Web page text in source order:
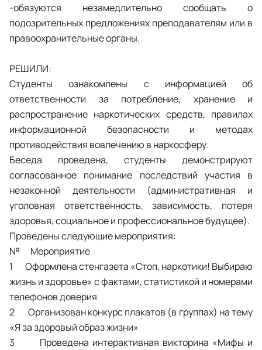
-обязуются незамедлительно сообщать о
подозрительных предложениях преподавателям или в
правоохранительные органы.
РЕШИЛИ:
Студенты ознакомлены с информацией об
ответственности за потребление, хранение и
распространение наркотических средств, правилах
информационной безопасности и методах
противодействия вовлечению в наркосферу.
Беседа проведена, студенты демонстрируют
согласованное понимание последствий участия в
незаконной деятельности (административная и
уголовная ответственность, зависимость, потеря
здоровья, социальное и профессиональное будущее).
Проведены следующие мероприятия:
№ Мероприятие
1 Оформлена стенгазета «Стоп, наркотики! Выбираю
жизнь и здоровье» с фактами, статистикой и номерами
телефонов доверия
2 Организован конкурс плакатов (в группах) на тему
«Я за здоровый образ жизни»
3 Проведена интерактивная викторина «Мифы и